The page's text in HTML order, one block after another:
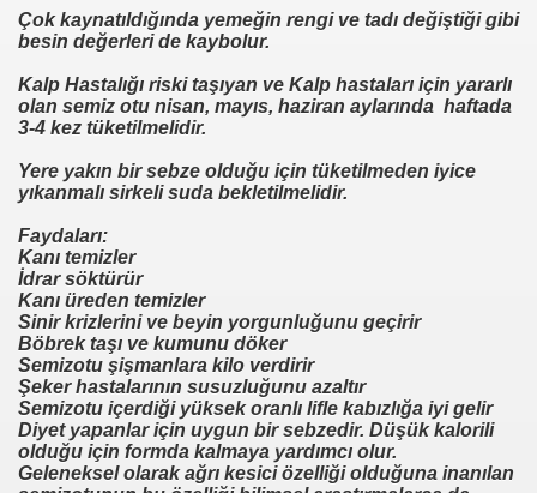
Çok kaynatıldığında yemeğin rengi ve tadı değiştiği gibi
besin değerleri de kaybolur.
Kalp Hastalığı riski taşıyan ve Kalp hastaları için yararlı
olan semiz otu nisan, mayıs, haziran aylarında haftada
3-4 kez tüketilmelidir.
Yere yakın bir sebze olduğu için tüketilmeden iyice
yıkanmalı sirkeli suda bekletilmelidir.
Faydaları:
Kanı temizler
İdrar söktürür
Kanı üreden temizler
Sinir krizlerini ve beyin yorgunluğunu geçirir
Böbrek taşı ve kumunu döker
Semizotu şişmanlara kilo verdirir
Şeker hastalarının susuzluğunu azaltır
Semizotu içerdiği yüksek oranlı lifle kabızlığa iyi gelir
Diyet yapanlar için uygun bir sebzedir. Düşük kalorili
olduğu için formda kalmaya yardımcı olur.
Geleneksel olarak ağrı kesici özelliği olduğuna inanılan
AS-DER.
TARİHİ MÜZESİ